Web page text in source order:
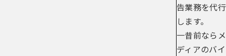
告業務を代行
します。
一昔前ならメ
ディアのバイ